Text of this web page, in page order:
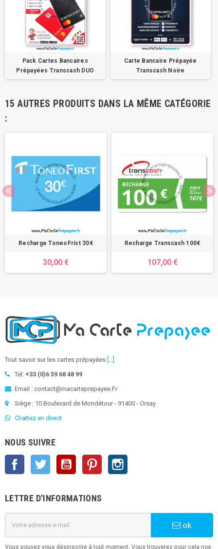
Pack Cartes Bancaires
Prépayées Transcash DUO
Carte Bancaire Prépayée
Transcash Noire
15 AUTRES PRODUITS DANS LA MÊME CATÉGORIE
:
Recharge ToneoFrist 30€
30,00 €
Recharge Transcash 100€
107,00 €
Tout savoir sur les cartes prépayées [...]
Tel: +33 (0)6 59 68 48 99
Email : contact@macarteprepayee.Fr
Siège : 10 Boulevard de Mondétour - 91400 - Orsay
Chattez en direct
NOUS SUIVRE
Facebook Twitter YouTube Pinterest
LETTRE D'INFORMATIONS
ok
Vous pouvez vous désinscrire à tout moment. Vous trouverez pour cela nos